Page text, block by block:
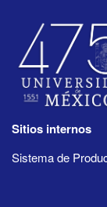
Sitios internos
Sistema de